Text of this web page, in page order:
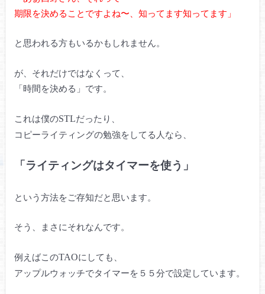
期限を決めることですよね〜、知ってます知ってます」
と思われる方もいるかもしれません。
が、それだけではなくって、
「時間を決める」です。
これは僕のSTLだったり、
コピーライティングの勉強をしてる人なら、
「ライティングはタイマーを使う」
という方法をご存知だと思います。
そう、まさにそれなんです。
例えばこのTAOにしても、
アップルウォッチでタイマーを５５分で設定しています。